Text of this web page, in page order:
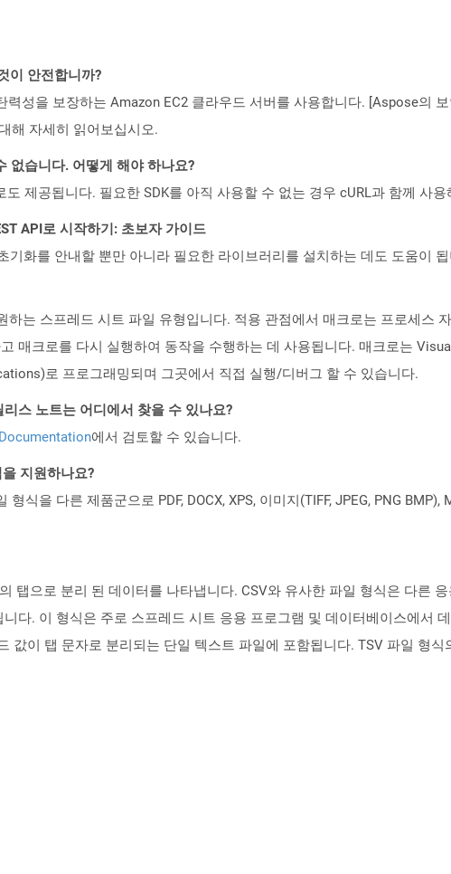
이 안전합니까?
성을 보장하는 Amazon EC2 클라우드 서버를 사용합니다. [Aspose의
해 자세히 읽어보십시오.
없습니다. 어떻게 해야 하나요?
제공됩니다. 필요한 SDK를 아직 사용할 수 없는 경우 cURL과 함께 사용
API로 시작하기: 초보자 가이드
기화를 안내할 뿐만 아니라 필요한 라이브러리를 설치하는 데도 도움이
하는 스프레드 시트 파일 유형입니다. 적용 관점에서 매크로는 프로세스
매크로를 다시 실행하여 동작을 수행하는 데 사용됩니다. 매크로는
로 프로그래밍되며 그곳에서 직접 실행/디버그 할 수 있습니다.
스 노트는 어디에서 찾을 수 있나요?
에서 검토할 수 있습니다.
지원하나요?
식을 다른 제품군으로 PDF, DOCX, XPS, 이미지(TIFF, JPEG, PNG
탭으로 분리 된 데이터를 나타냅니다. CSV와 유사한 파일 형식은 다른
다. 이 형식은 주로 스프레드 시트 응용 프로그램 및 데이터베이스에서
값이 탭 문자로 분리되는 단일 텍스트 파일에 포함됩니다. TSV 파일 형